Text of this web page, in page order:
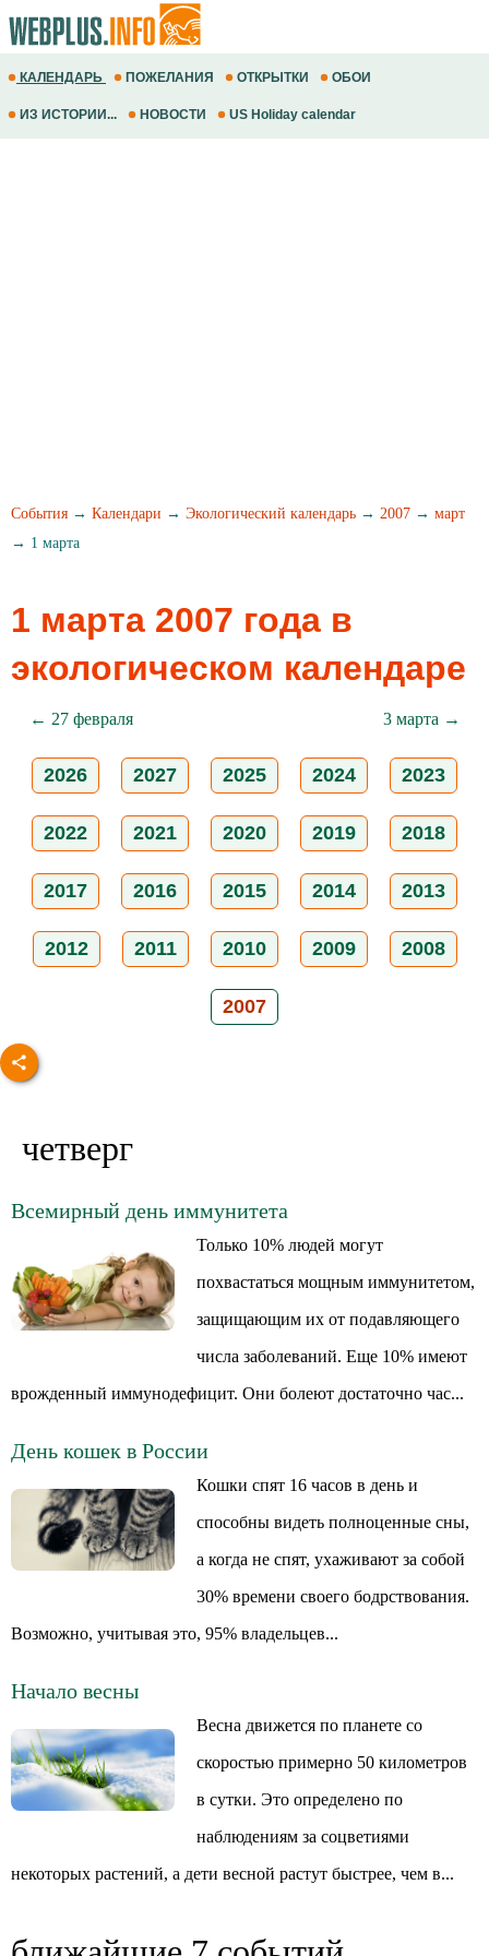
КАЛЕНДАРЬ ПОЖЕЛАНИЯ ОТКРЫТКИ ОБОИ
ИЗ ИСТОРИИ... НОВОСТИ US Holiday calendar
События → Календари → Экологический календарь → 2007 → март
→ 1 марта
1 марта 2007 года в
экологическом календаре
← 27 февраля 3 марта →
2026 2027 2025 2024 2023
2022 2021 2020 2019 2018
2017 2016 2015 2014 2013
2012 2011 2010 2009 2008
2007
четверг
Всемирный день иммунитета
Только 10% людей могут
похвастаться мощным иммунитетом,
защищающим их от подавляющего
числа заболеваний. Еще 10% имеют
врожденный иммунодефицит. Они болеют достаточно час...
День кошек в России
Кошки спят 16 часов в день и
способны видеть полноценные сны,
а когда не спят, ухаживают за собой
30% времени своего бодрствования.
Возможно, учитывая это, 95% владельцев...
Начало весны
Весна движется по планете со
скоростью примерно 50 километров
в сутки. Это определено по
наблюдениям за соцветиями
некоторых растений, а дети весной растут быстрее, чем в...